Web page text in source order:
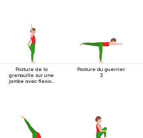
Posture de la
grenouille sur une
jambe avec flexion
Posture du guerrier
3